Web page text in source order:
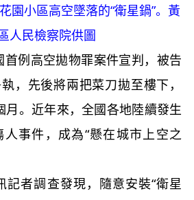
園小區高空墜落的“衛星鍋”。黃
人民檢察院供圖
高空拋物罪案件宣判，被告
，先後將兩把菜刀拋至樓下，
月。近年來，全國各地陸續發生
事件，成為“懸在城市上空之
者調查發現，隨意安裝“衛星